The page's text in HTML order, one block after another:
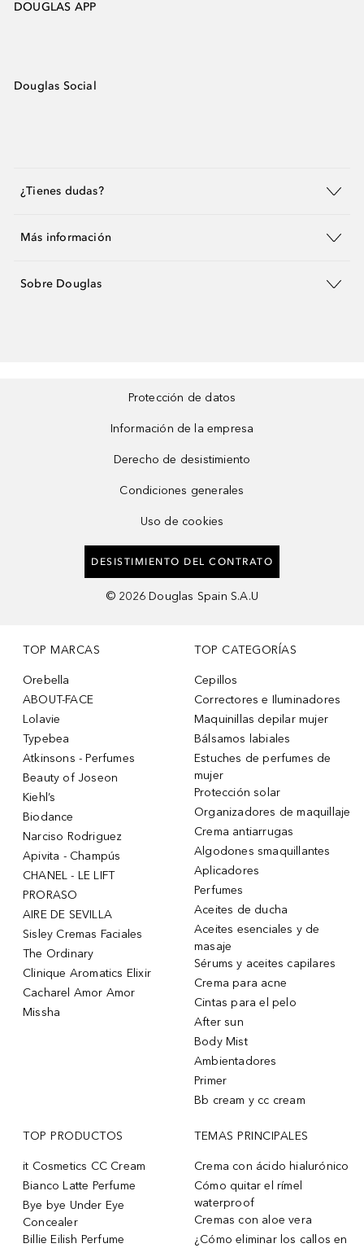
DOUGLAS APP
Douglas Social
¿Tienes dudas?
Más información
Sobre Douglas
Protección de datos
Información de la empresa
Derecho de desistimiento
Condiciones generales
Uso de cookies
DESISTIMIENTO DEL CONTRATO
© 2026 Douglas Spain S.A.U
TOP MARCAS
Orebella
ABOUT-FACE
Lolavie
Typebea
Atkinsons - Perfumes
Beauty of Joseon
Kiehl’s
Biodance
Narciso Rodriguez
Apivita - Champús
CHANEL - LE LIFT
PRORASO
AIRE DE SEVILLA
Sisley Cremas Faciales
The Ordinary
Clinique Aromatics Elixir
Cacharel Amor Amor
Missha
TOP CATEGORÍAS
Cepillos
Correctores e Iluminadores
Maquinillas depilar mujer
Bálsamos labiales
Estuches de perfumes de
mujer
Protección solar
Organizadores de maquillaje
Crema antiarrugas
Algodones smaquillantes
Aplicadores
Perfumes
Aceites de ducha
Aceites esenciales y de
masaje
Sérums y aceites capilares
Crema para acne
Cintas para el pelo
After sun
Body Mist
Ambientadores
Primer
Bb cream y cc cream
TOP PRODUCTOS
it Cosmetics CC Cream
Bianco Latte Perfume
Bye bye Under Eye
Concealer
Billie Eilish Perfume
TEMAS PRINCIPALES
Crema con ácido hialurónico
Cómo quitar el rímel
waterproof
Cremas con aloe vera
¿Cómo eliminar los callos en